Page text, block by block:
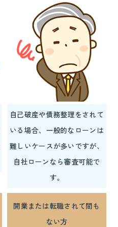
自己破産や債務整理をされて
いる場合、一般的なローンは
難しいケースが多いですが、
自社ローンなら審査可能で
す。
開業または転職されて間も
ない方